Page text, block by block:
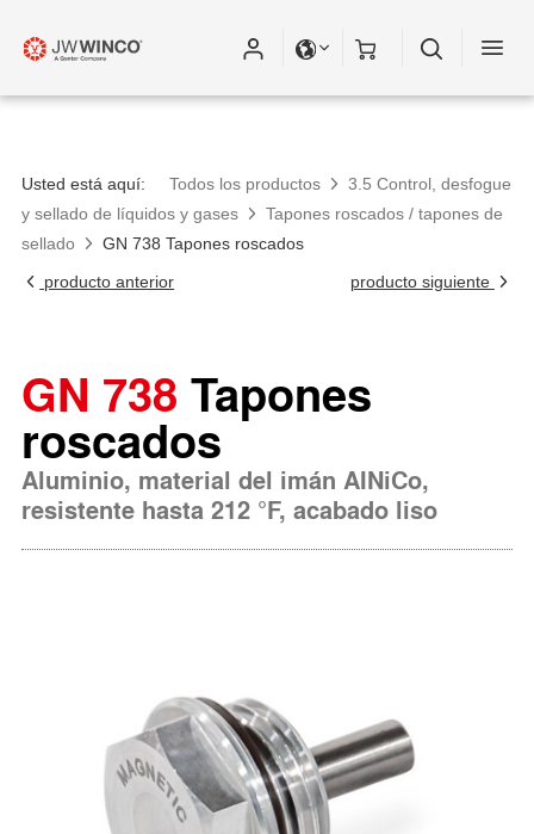
Usted está aquí: Todos los productos
3.5 Control, desfogue
y sellado de líquidos y gases
Tapones roscados / tapones de
sellado
GN 738 Tapones roscados
producto anterior
producto siguiente
GN 738 Tapones
roscados
Aluminio, material del imán AINiCo,
resistente hasta 212 °F, acabado liso